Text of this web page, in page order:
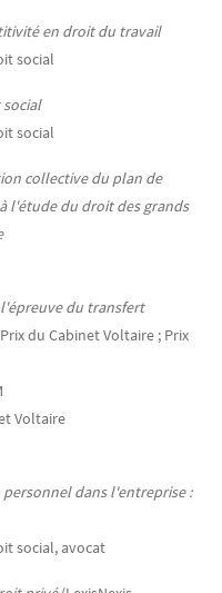
en droit du travail
social
social
social
collective du plan de
l'étude du droit des grands
du transfert
du Cabinet Voltaire ; Prix
Voltaire
dans l'entreprise :
social, avocat